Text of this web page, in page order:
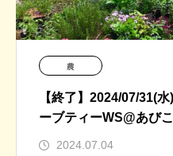
農
【終了】2024/07/31(
ーブティーWS@あび
2024.07.04